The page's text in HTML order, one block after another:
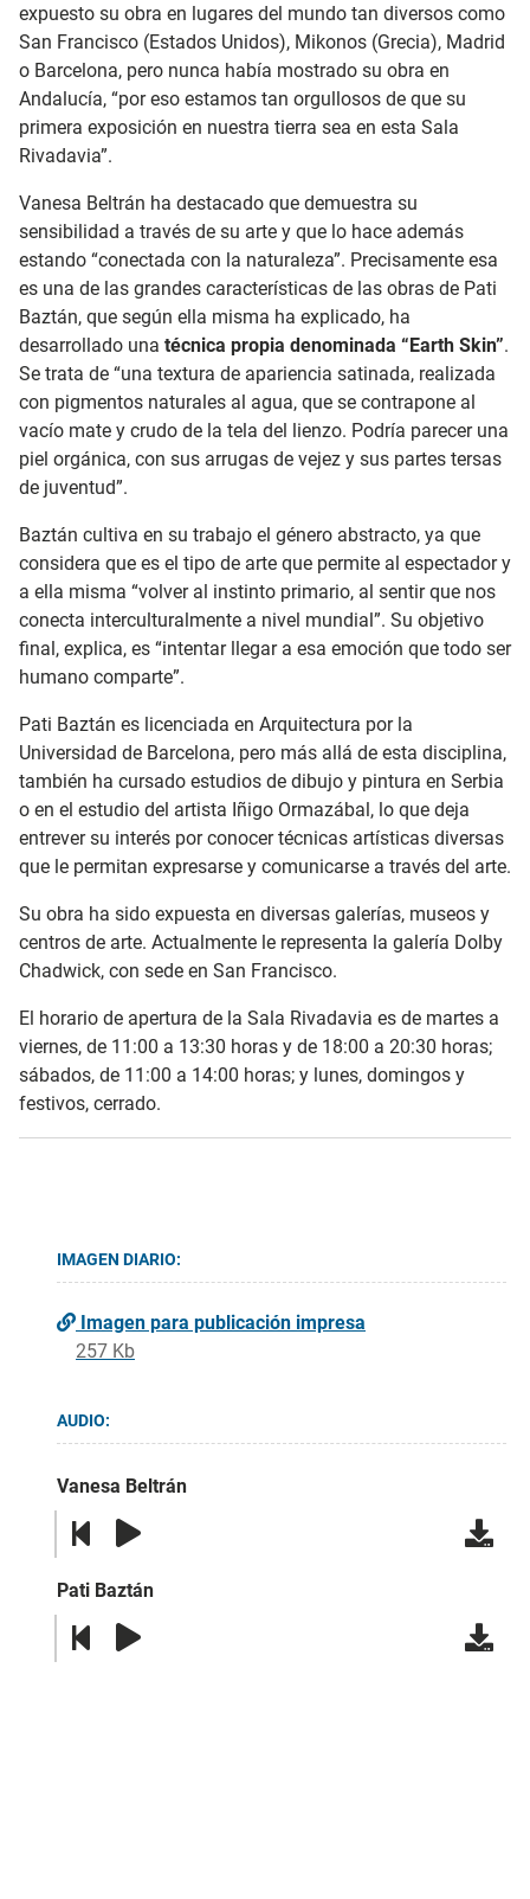
expuesto su obra en lugares del mundo tan diversos como
San Francisco (Estados Unidos), Mikonos (Grecia), Madrid
o Barcelona, pero nunca había mostrado su obra en
Andalucía, “por eso estamos tan orgullosos de que su
primera exposición en nuestra tierra sea en esta Sala
Rivadavia”.
Vanesa Beltrán ha destacado que demuestra su
sensibilidad a través de su arte y que lo hace además
estando “conectada con la naturaleza”. Precisamente esa
es una de las grandes características de las obras de Pati
Baztán, que según ella misma ha explicado, ha
desarrollado una técnica propia denominada “Earth Skin”.
Se trata de “una textura de apariencia satinada, realizada
con pigmentos naturales al agua, que se contrapone al
vacío mate y crudo de la tela del lienzo. Podría parecer una
piel orgánica, con sus arrugas de vejez y sus partes tersas
de juventud”.
Baztán cultiva en su trabajo el género abstracto, ya que
considera que es el tipo de arte que permite al espectador y
a ella misma “volver al instinto primario, al sentir que nos
conecta interculturalmente a nivel mundial”. Su objetivo
final, explica, es “intentar llegar a esa emoción que todo ser
humano comparte”.
Pati Baztán es licenciada en Arquitectura por la
Universidad de Barcelona, pero más allá de esta disciplina,
también ha cursado estudios de dibujo y pintura en Serbia
o en el estudio del artista Iñigo Ormazábal, lo que deja
entrever su interés por conocer técnicas artísticas diversas
que le permitan expresarse y comunicarse a través del arte.
Su obra ha sido expuesta en diversas galerías, museos y
centros de arte. Actualmente le representa la galería Dolby
Chadwick, con sede en San Francisco.
El horario de apertura de la Sala Rivadavia es de martes a
viernes, de 11:00 a 13:30 horas y de 18:00 a 20:30 horas;
sábados, de 11:00 a 14:00 horas; y lunes, domingos y
festivos, cerrado.
IMAGEN DIARIO:
Imagen para publicación impresa
257 Kb
AUDIO:
Vanesa Beltrán
Pati Baztán